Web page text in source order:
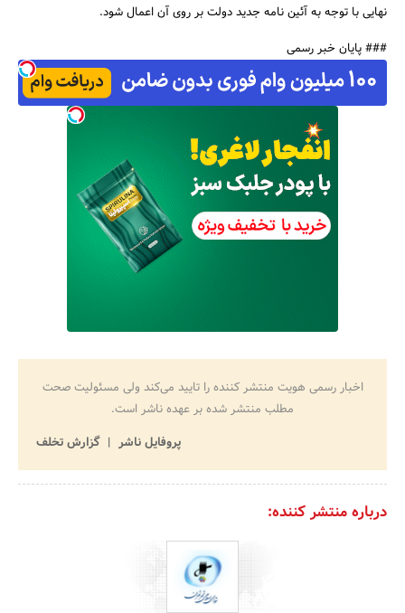
نهایی با توجه به آئین نامه جدید دولت بر روی آن اعمال شود.
### پایان خبر رسمی
اخبار رسمی هویت منتشر کننده را تایید می‌کند ولی مسئولیت صحت
مطلب منتشر شده بر عهده ناشر است.
پروفایل ناشر
گزارش تخلف
درباره منتشر کننده: